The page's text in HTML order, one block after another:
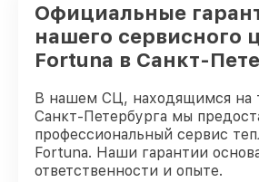
Официальные
нашего сервисного
Fortuna в Санкт-
В нашем СЦ, находящимся на
Санкт-Петербурга мы
профессиональный сервис
Fortuna. Наши гарантии
ответственности и опыте.